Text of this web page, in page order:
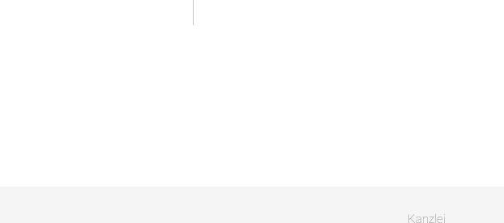
Kanzlei